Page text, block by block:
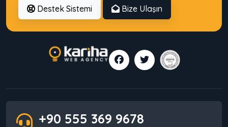
Destek Sistemi
Bize Ulaşın
+90 555 369 9678